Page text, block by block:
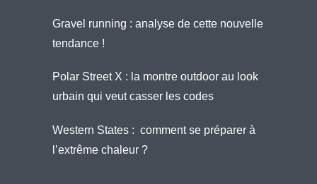
Gravel running : analyse de cette nouvelle
tendance !
Polar Street X : la montre outdoor au look
urbain qui veut casser les codes
Western States : comment se préparer à
l’extrême chaleur ?